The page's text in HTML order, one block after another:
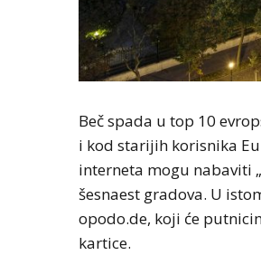
Beč spada u top 10
i kod starijih korisnika
interneta mogu nabaviti
šesnaest gradova. U
opodo.de, koji će
kartice.